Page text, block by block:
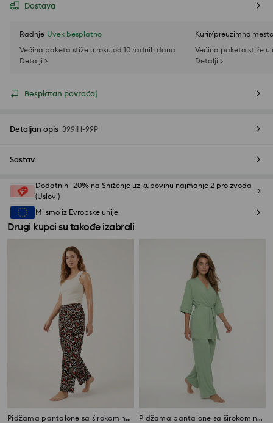
Dostava
Radnje Uvek besplatno
Većina paketa stiže u roku od 10 radnih dana
Detalji >
Kurir/preuzimno mesto
Većina paketa stiže u
Detalji >
Besplatan povraćaj
Detaljan opis 399IH-99P
Sastav
Dodatnih -20% na Sniženje uz kupovinu najmanje 2 proizvoda
(Uslovi)
Mi smo iz Evropske unije
Drugi kupci su takođe izabrali
Pidžama pantalone sa širokom nogavicom i cvetnim motivom Pidžama pantalone sa širokom nogavicom